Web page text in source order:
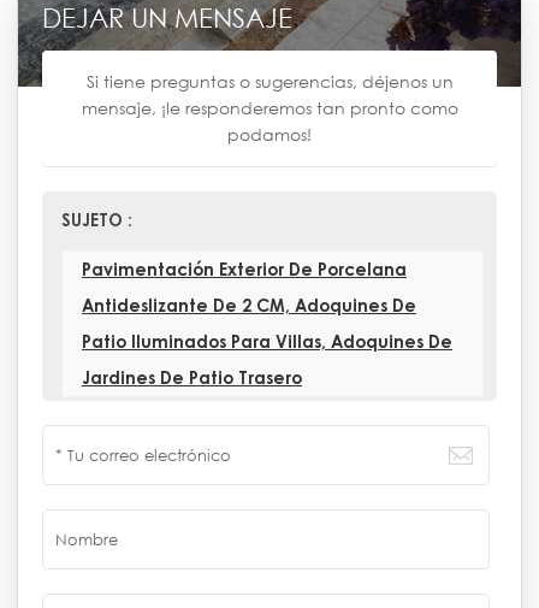
DEJAR UN MENSAJE
Si tiene preguntas o sugerencias, déjenos un
mensaje, ¡le responderemos tan pronto como
podamos!
SUJETO :
Pavimentación Exterior De Porcelana
Antideslizante De 2 CM, Adoquines De
Patio Iluminados Para Villas, Adoquines De
Jardines De Patio Trasero